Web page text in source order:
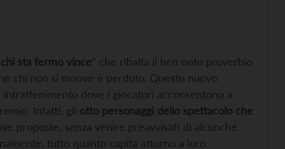
sta fermo vince” che ribalta il ben noto proverbio
chi non si muove è perduto. Questo nuovo
dove i giocatori acconsentono a
Infatti, gli otto personaggi dello spettacolo che
proposte, senza venire preavvisati di alcunché
tutto quanto capita attorno a loro